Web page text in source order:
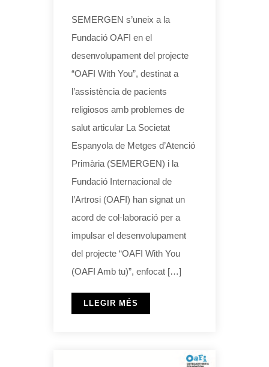
SEMERGEN s’uneix a la
Fundació OAFI en el
desenvolupament del projecte
“OAFI With You”, destinat a
l’assistència de pacients
religiosos amb problemes de
salut articular La Societat
Espanyola de Metges d’Atenció
Primària (SEMERGEN) i la
Fundació Internacional de
l’Artrosi (OAFI) han signat un
acord de col·laboració per a
impulsar el desenvolupament
del projecte “OAFI With You
(OAFI Amb tu)”, enfocat […]
LLEGIR MÉS